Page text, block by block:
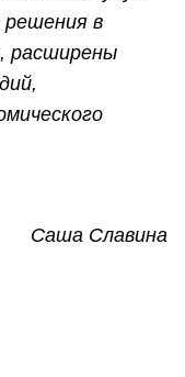
решения в
расширены
Саша Славина